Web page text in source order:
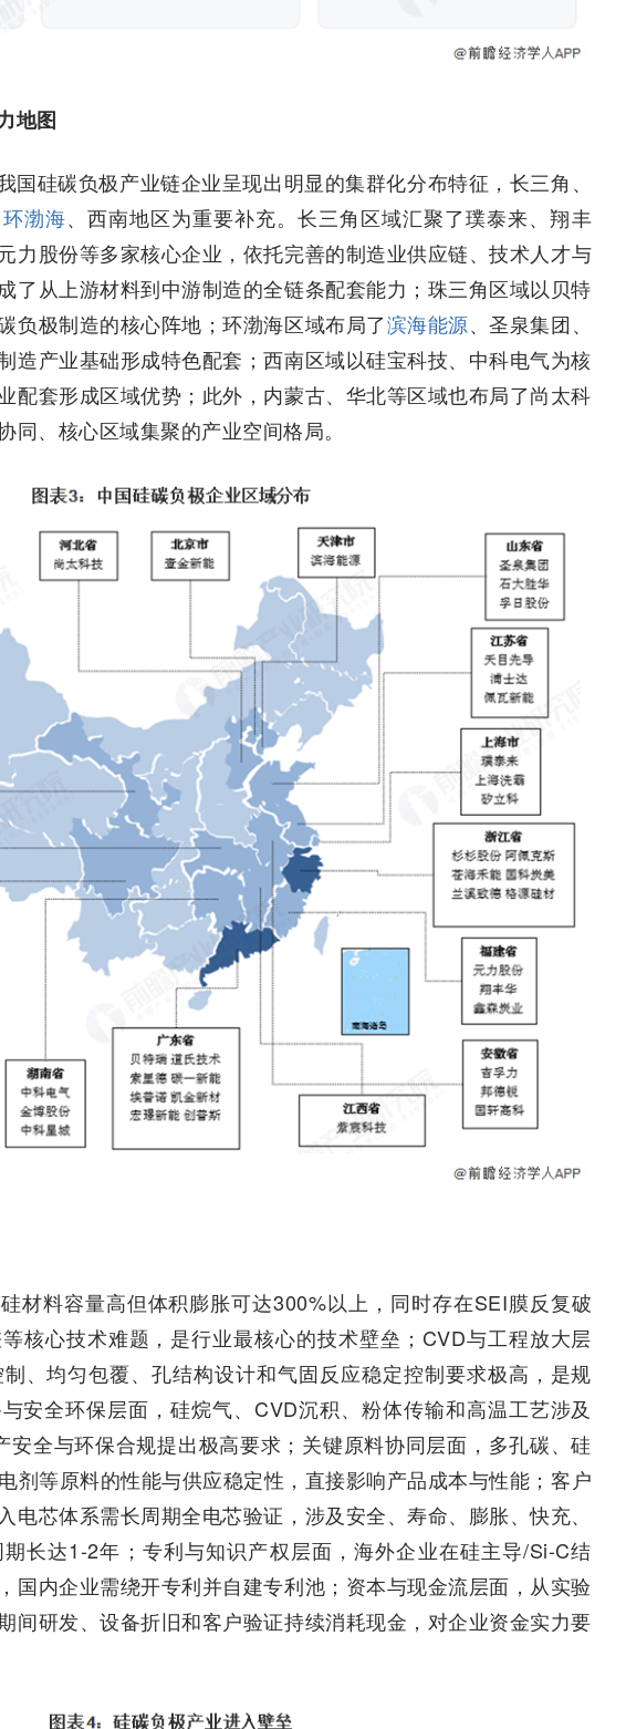
地图
国硅碳负极产业链企业呈现出明显的集群化分布特征，长三角、
环渤海、西南地区为重要补充。长三角区域汇聚了璞泰来、翔丰
力股份等多家核心企业，依托完善的制造业供应链、技术人才与
了从上游材料到中游制造的全链条配套能力；珠三角区域以贝特
负极制造的核心阵地；环渤海区域布局了滨海能源、圣泉集团、
造产业基础形成特色配套；西南区域以硅宝科技、中科电气为核
配套形成区域优势；此外，内蒙古、华北等区域也布局了尚太科
、核心区域集聚的产业空间格局。
材料容量高但体积膨胀可达300%以上，同时存在SEI膜反复破
核心技术难题，是行业最核心的技术壁垒；CVD与工程放大层
、均匀包覆、孔结构设计和气固反应稳定控制要求极高，是规
安全环保层面，硅烷气、CVD沉积、粉体传输和高温工艺涉及
全与环保合规提出极高要求；关键原料协同层面，多孔碳、硅
剂等原料的性能与供应稳定性，直接影响产品成本与性能；客户
电芯体系需长周期全电芯验证，涉及安全、寿命、膨胀、快充、
长达1-2年；专利与知识产权层面，海外企业在硅主导/Si-C结
国内企业需绕开专利并自建专利池；资本与现金流层面，从实验
间研发、设备折旧和客户验证持续消耗现金，对企业资金实力要